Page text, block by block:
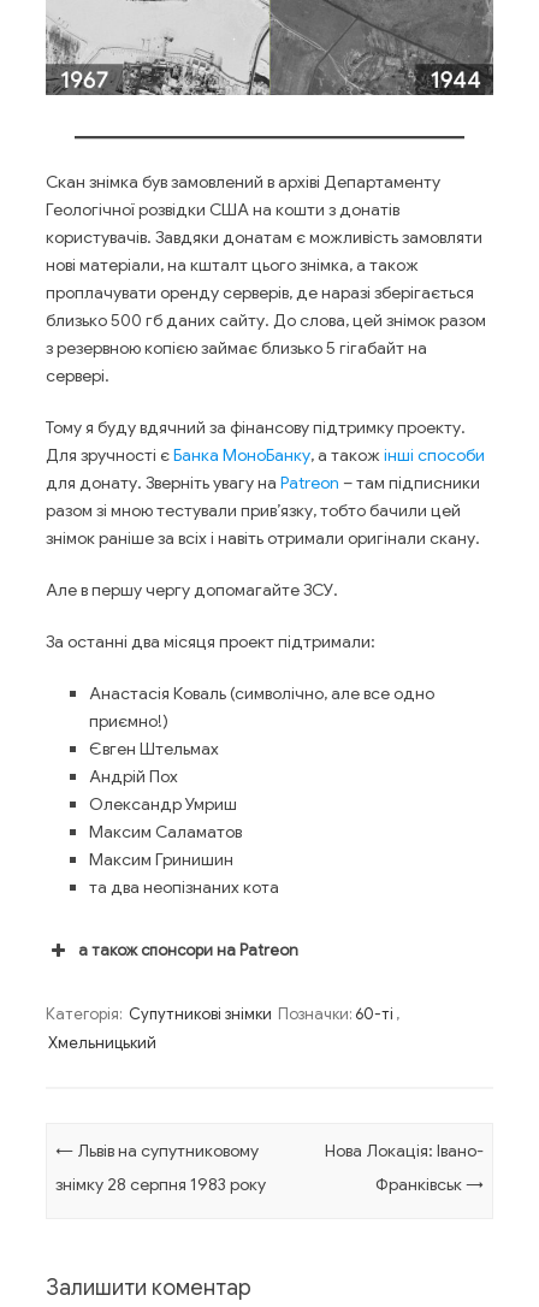
Скан знімка був замовлений в архіві Департаменту
Геологічної розвідки США на кошти з донатів
користувачів. Завдяки донатам є можливість замовляти
нові матеріали, на кшталт цього знімка, а також
проплачувати оренду серверів, де наразі зберігається
близько 500 гб даних сайту. До слова, цей знімок разом
з резервною копією займає близько 5 гігабайт на
сервері.
Тому я буду вдячний за фінансову підтримку проекту.
Для зручності єБанка МоноБанку, а такожінші способи
для донату. Зверніть увагу на Patreon – там підписники
разом зі мною тестували прив’язку, тобто бачили цей
знімок раніше за всіх і навіть отримали оригінали скану.
Але в першу чергу допомагайте ЗСУ.
За останні два місяця проект підтримали:
Анастасія Коваль (символічно, але все одно
приємно!)
Євген Штельмах
Андрій Пох
Олександр Умриш
Максим Саламатов
Максим Гринишин
та два неопізнаних кота
а також спонсори на Patreon
Категорія: Супутникові знімки Позначки: 60-ті ,
Хмельницький
Навігація по запису
← Львів на супутниковому
знімку 28 серпня 1983 року
Нова Локація: Івано-
Франківськ→
Залишити коментар